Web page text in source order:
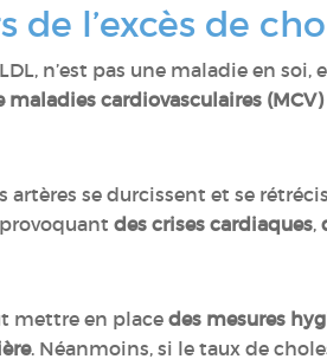
de l’excès de
n’est pas une maladie en
cardiovasculaires
artères se durcissent et se
des crises cardiaques,
mettre en place des mesures
. Néanmoins, si le taux de